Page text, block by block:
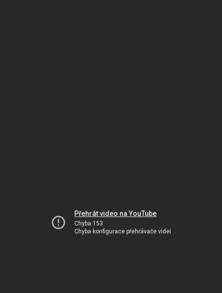
Přehrát video na YouTube
Chyba 153
Chyba konfigurace přehrávače videí